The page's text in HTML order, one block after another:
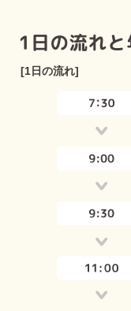
[1日の流れ]